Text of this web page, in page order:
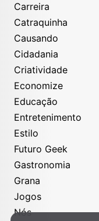
Carreira
Catraquinha
Causando
Cidadania
Criatividade
Economize
Educação
Entretenimento
Estilo
Futuro Geek
Gastronomia
Grana
Jogos
Nós